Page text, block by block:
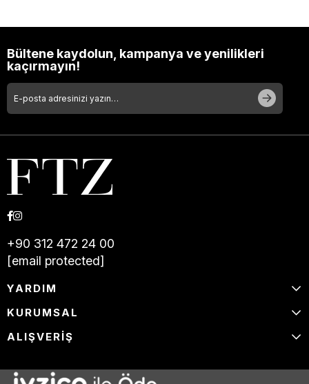
Bültene kaydolun, kampanya ve yenilikleri
kaçırmayın!
+90 312 472 24 00
[email protected]
YARDIM
KURUMSAL
ALIŞVERİŞ